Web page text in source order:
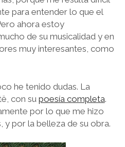
para entender lo que el
ahora estoy
de su musicalidad y en
muy interesantes, como
he tenido dudas. La
con su poesía completa.
por lo que me hizo
y por la belleza de su obra.